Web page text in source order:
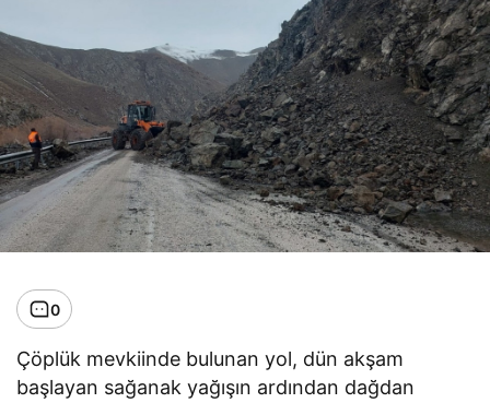
0
Çöplük mevkiinde bulunan yol, dün akşam
başlayan sağanak yağışın ardından dağdan